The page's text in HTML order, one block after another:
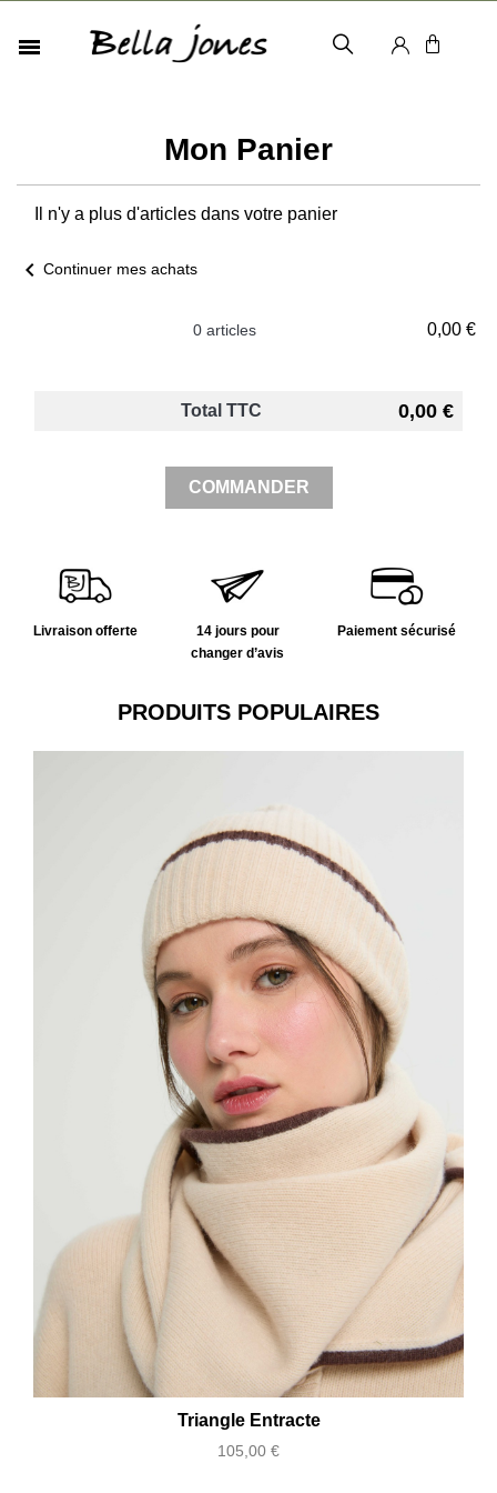
Mon Panier
Il n'y a plus d'articles dans votre panier
chevron_left Continuer mes achats
0 articles 0,00 €
Total TTC 0,00 €
COMMANDER
Livraison offerte
14 jours pour
changer d’avis
Paiement sécurisé
PRODUITS POPULAIRES
Triangle Entracte
Prix
105,00 €